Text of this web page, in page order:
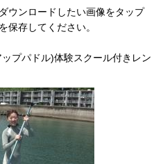
ウンロードしたい画像をタップ
保存してください。
プパドル)体験スクール付きレン